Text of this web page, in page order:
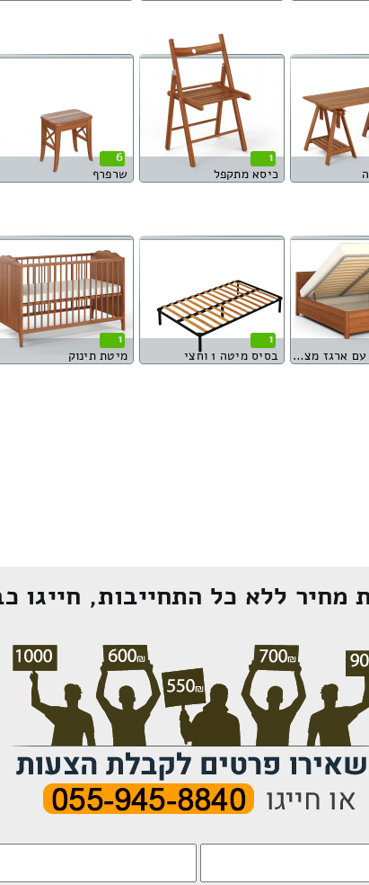
1
כיסא מתקפל
6
שרפרף
מיטה זוגית עם ארגז מצעים
1
בסיס מיטה 1 וחצי
1
מיטת תינוק
ללא כל התחייבות, חייגו